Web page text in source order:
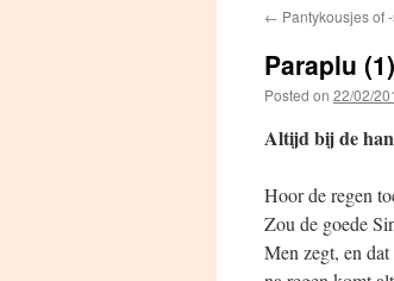
← Pantykousjes of
Paraplu (1)
Posted on 22/02/
Altijd bij de
Hoor de regen
Zou de goede
Men zegt, en